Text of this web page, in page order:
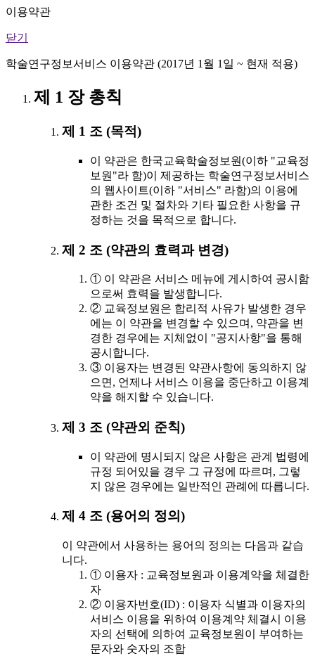
이용약관
닫기
학술연구정보서비스 이용약관 (2017년 1월 1일 ~ 현재 적용)
제 1 장 총칙
제 1 조 (목적)
이 약관은 한국교육학술정보원(이하 "교육정
보원"라 함)이 제공하는 학술연구정보서비스
의 웹사이트(이하 "서비스" 라함)의 이용에
관한 조건 및 절차와 기타 필요한 사항을 규
정하는 것을 목적으로 합니다.
제 2 조 (약관의 효력과 변경)
① 이 약관은 서비스 메뉴에 게시하여 공시함
으로써 효력을 발생합니다.
② 교육정보원은 합리적 사유가 발생한 경우
에는 이 약관을 변경할 수 있으며, 약관을 변
경한 경우에는 지체없이 "공지사항"을 통해
공시합니다.
③ 이용자는 변경된 약관사항에 동의하지 않
으면, 언제나 서비스 이용을 중단하고 이용계
약을 해지할 수 있습니다.
제 3 조 (약관외 준칙)
이 약관에 명시되지 않은 사항은 관계 법령에
규정 되어있을 경우 그 규정에 따르며, 그렇
지 않은 경우에는 일반적인 관례에 따릅니다.
제 4 조 (용어의 정의)
이 약관에서 사용하는 용어의 정의는 다음과 같습
니다.
① 이용자 : 교육정보원과 이용계약을 체결한
자
② 이용자번호(ID) : 이용자 식별과 이용자의
서비스 이용을 위하여 이용계약 체결시 이용
자의 선택에 의하여 교육정보원이 부여하는
문자와 숫자의 조합